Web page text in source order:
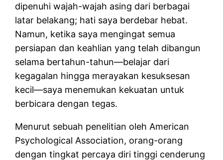
dipenuhi wajah-wajah asing dari berbagai
latar belakang; hati saya berdebar hebat.
Namun, ketika saya mengingat semua
persiapan dan keahlian yang telah dibangun
selama bertahun-tahun—belajar dari
kegagalan hingga merayakan kesuksesan
kecil—saya menemukan kekuatan untuk
berbicara dengan tegas.
Menurut sebuah penelitian oleh American
Psychological Association, orang-orang
dengan tingkat percaya diri tinggi cenderung